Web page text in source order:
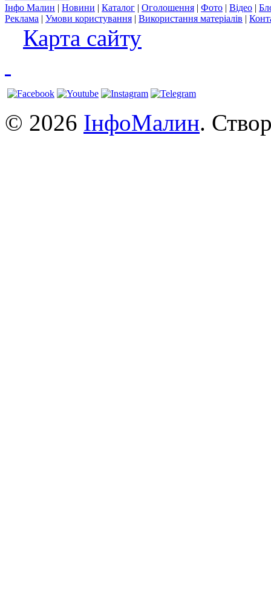
Інфо Малин | Новини | Каталог | Оголошення | Фото | Відео |
Реклама | Умови користування | Використання матеріалів |
Карта сайту
© 2026 ІнфоМалин.